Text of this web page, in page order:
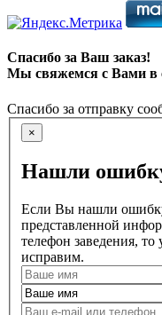
Спасибо за Ваш заказ!
Мы свяжемся с Вами в
Спасибо за отправку
×
Нашли
Если Вы нашли
представленной
телефон заведения,
исправим.